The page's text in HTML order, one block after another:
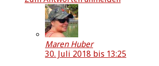
Maren Huber
30. Juli 2018 bis 13:25